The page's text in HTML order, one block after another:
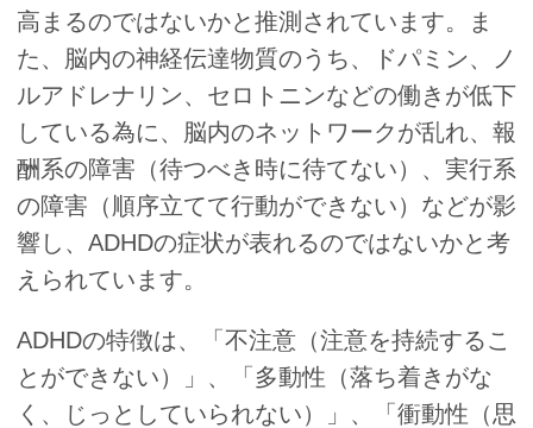
高まるのではないかと推測されています。ま
た、脳内の神経伝達物質のうち、ドパミン、ノ
ルアドレナリン、セロトニンなどの働きが低下
している為に、脳内のネットワークが乱れ、報
酬系の障害（待つべき時に待てない）、実行系
の障害（順序立てて行動ができない）などが影
響し、ADHDの症状が表れるのではないかと考
えられています。
ADHDの特徴は、「不注意（注意を持続するこ
とができない）」、「多動性（落ち着きがな
く、じっとしていられない）」、「衝動性（思